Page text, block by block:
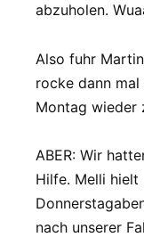
abzuholen.
Also fuhr
rocke dann
Montag wieder
ABER: Wir
Hilfe. Melli hielt
nach unserer